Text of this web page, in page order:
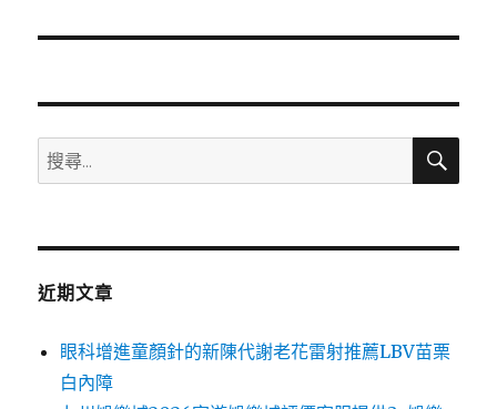
文
搜
尋
鍵
搜
近期文章
眼科增進童顏針的新陳代謝老花雷射推薦LBV苗栗
白內障